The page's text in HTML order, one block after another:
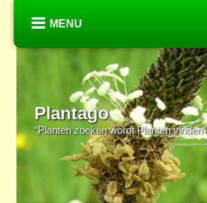
MENU
Plantago
“Planten zoeken wordt Planten vinden”